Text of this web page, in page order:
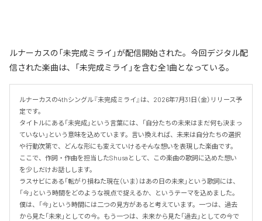
ルナーカスの「未完成ミライ」が配信開始された。今回デジタル配
信された楽曲は、「未完成ミライ」を含む全1曲となっている。
ルナーカスの4thシングル『未完成ミライ』は、2026年7月31日（金）リリース予
定です。
タイトルにある「未完成」という言葉には、「自分たちの未来はまだ何も決まっ
ていない」という意味を込めています。言い換えれば、未来は自分たちの選択
や行動次第で、どんな形にも変えていける――そんな想いを表現した楽曲です。
ここで、作詞・作曲を担当したShusaとして、この楽曲の歌詞に込めた想い
を少しだけお話しします。
ラスサビにある「転がり損ねた現在（いま）はあの日の未来」という歌詞には、
「今」という時間をどのような視点で捉えるか、というテーマを込めました。
僕は、「今」という時間には二つの見方があると考えています。一つは、過去
から見た「未来」としての今。もう一つは、未来から見た「過去」としての今で